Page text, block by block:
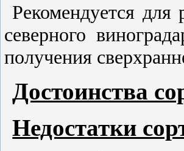
Рекомендуется для
северного
получения
Достоинства
Недостатки